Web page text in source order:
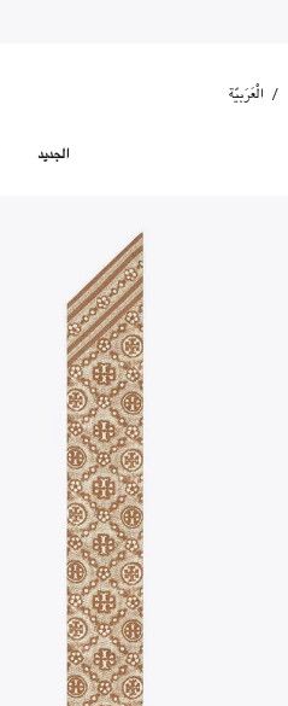
الْعَرَبيّة
الجديد